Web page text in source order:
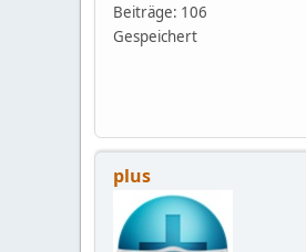
Beiträge: 106
Gespeichert
plus